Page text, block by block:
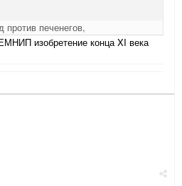
против печенегов,
изобретение конца XI века